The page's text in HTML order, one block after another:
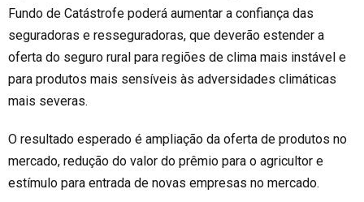
Fundo de Catástrofe poderá aumentar a confiança das
seguradoras e resseguradoras, que deverão estender a
oferta do seguro rural para regiões de clima mais instável e
para produtos mais sensíveis às adversidades climáticas
mais severas.
O resultado esperado é ampliação da oferta de produtos no
mercado, redução do valor do prêmio para o agricultor e
estímulo para entrada de novas empresas no mercado.